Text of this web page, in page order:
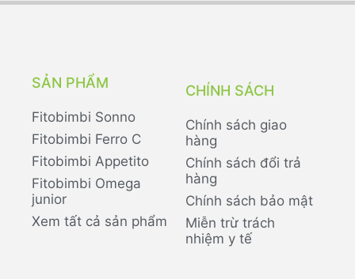
SẢN PHẨM
Fitobimbi Sonno
Fitobimbi Ferro C
Fitobimbi Appetito
Fitobimbi Omega
junior
Xem tất cả sản phẩm
CHÍNH SÁCH
Chính sách giao
hàng
Chính sách đổi trả
hàng
Chính sách bảo mật
Miễn trừ trách
nhiệm y tế